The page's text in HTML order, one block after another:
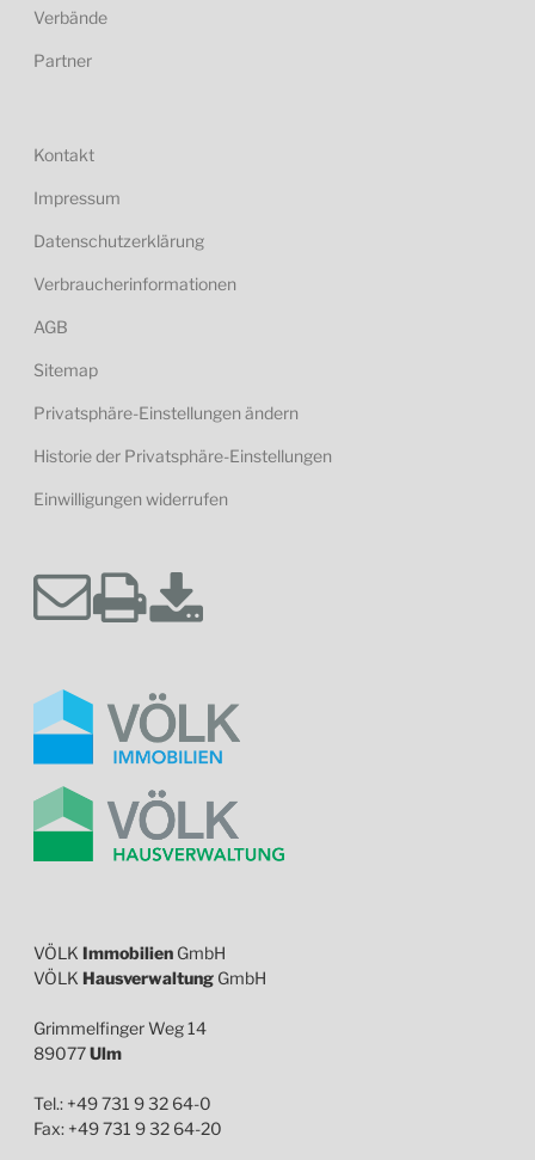
Verbände
Partner
Kontakt
Impressum
Datenschutzerklärung
Verbraucherinformationen
AGB
Sitemap
Privatsphäre-Einstellungen ändern
Historie der Privatsphäre-Einstellungen
Einwilligungen widerrufen
VÖLK Immobilien GmbH
VÖLK Hausverwaltung GmbH
Grimmelfinger Weg 14
89077Ulm
Tel.: +49 731 9 32 64-0
Fax: +49 731 9 32 64-20